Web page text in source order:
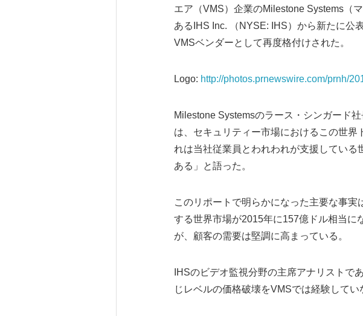
エア（VMS）企業のMilestone Systems（
あるIHS Inc. （NYSE: IHS）から新たに公
VMSベンダーとして再度格付けされた。
Logo: http://photos.prnewswire.com/prnh/
Milestone Systemsのラース・シンガード
は、セキュリティー市場におけるこの世
れは当社従業員とわれわれが支援してい
ある」と語った。
このリポートで明らかになった主要な事
する世界市場が2015年に157億ドル相当に
が、顧客の需要は堅調に高まっている。
IHSのビデオ監視分野の主席アナリストで
じレベルの価格破壊をVMSでは経験してい